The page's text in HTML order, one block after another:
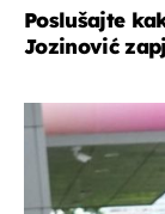
Poslušajte
Jozinović